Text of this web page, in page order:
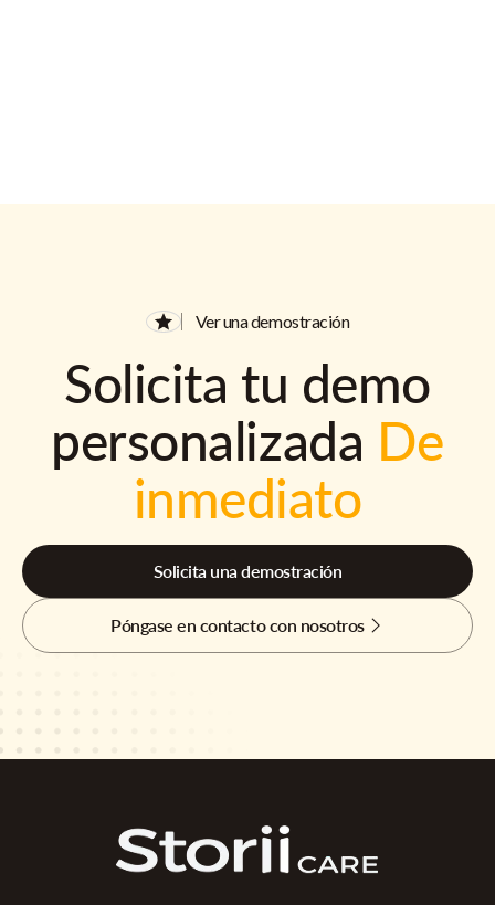
Ver una demostración
Solicita tu demo
personalizada De
inmediato
Solicita una demostración
Póngase en contacto con nosotros